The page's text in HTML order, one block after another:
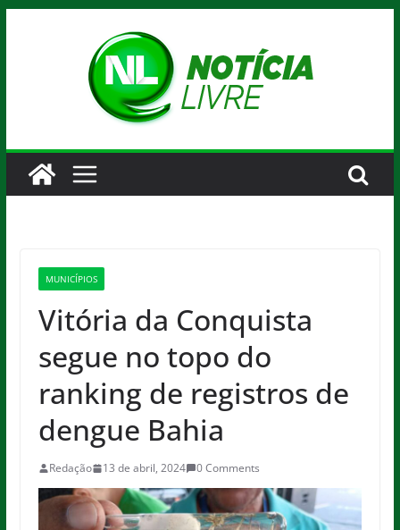
MUNICÍPIOS
Vitória da Conquista
segue no topo do
ranking de registros de
dengue Bahia
Redação 13 de abril, 2024 0 Comments